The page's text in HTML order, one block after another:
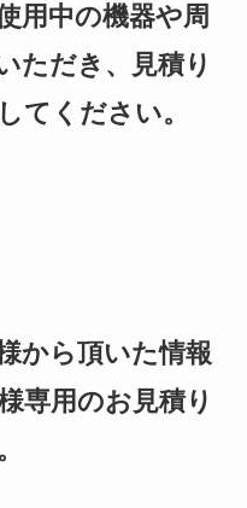
用中の機器や周
ただき、見積り
てください。
から頂いた情報
専用のお見積り